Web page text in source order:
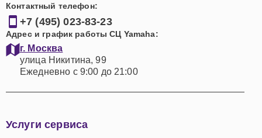
Контактный телефон:
+7 (495) 023-83-23
Адрес и график работы СЦ Yamaha:
г. Москва
улица Никитина, 99
Ежедневно с 9:00 до 21:00
Услуги сервиса